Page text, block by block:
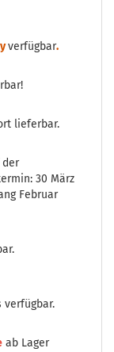
verfügbar.
lieferbar.
der
30 März
Februar
verfügbar.
ab Lager